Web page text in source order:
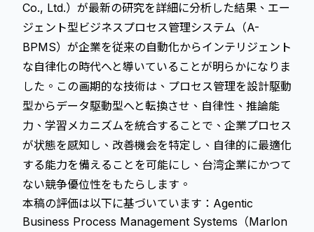
Co., Ltd.）が最新の研究を詳細に分析した結果、エー
ジェント型ビジネスプロセス管理システム（A-
BPMS）が企業を従来の自動化からインテリジェント
な自律化の時代へと導いていることが明らかになりま
した。この画期的な技術は、プロセス管理を設計駆動
型からデータ駆動型へと転換させ、自律性、推論能
力、学習メカニズムを統合することで、企業プロセス
が状態を感知し、改善機会を特定し、自律的に最適化
する能力を備えることを可能にし、台湾企業にかつて
ない競争優位性をもたらします。
本稿の評価は以下に基づいています：Agentic
Business Process Management Systems（Marlon